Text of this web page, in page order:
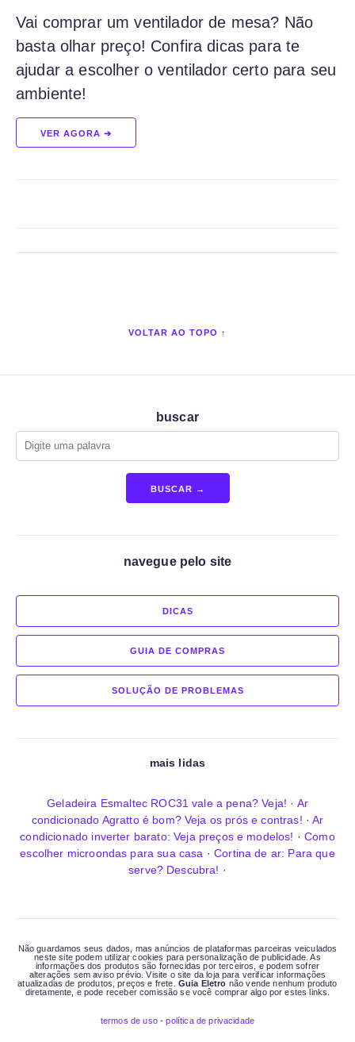
Vai comprar um ventilador de mesa? Não
basta olhar preço! Confira dicas para te
ajudar a escolher o ventilador certo para seu
ambiente!
VER AGORA ➔
VOLTAR AO TOPO ↑
buscar
BUSCAR →
navegue pelo site
DICAS
GUIA DE COMPRAS
SOLUÇÃO DE PROBLEMAS
mais lidas
Geladeira Esmaltec ROC31 vale a pena? Veja! · Ar
condicionado Agratto é bom? Veja os prós e contras! ·Ar
condicionado inverter barato: Veja preços e modelos! ·Como
escolher microondas para sua casa ·Cortina de ar: Para que
serve? Descubra! ·
Não guardamos seus dados, mas anúncios de plataformas parceiras veiculados
neste site podem utilizar cookies para personalização de publicidade. As
informações dos produtos são fornecidas por terceiros, e podem sofrer
alterações sem aviso prévio. Visite o site da loja para verificar informações
atualizadas de produtos, preços e frete. Guia Eletro não vende nenhum produto
diretamente, e pode receber comissão se você comprar algo por estes links.
termos de uso-política de privacidade